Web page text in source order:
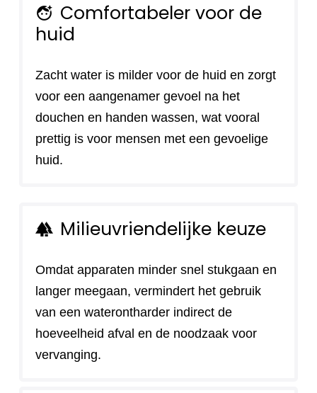
face_retouching_natural Comfortabeler voor de
huid
Zacht water is milder voor de huid en zorgt
voor een aangenamer gevoel na het
douchen en handen wassen, wat vooral
prettig is voor mensen met een gevoelige
huid.
forest Milieuvriendelijke keuze
Omdat apparaten minder snel stukgaan en
langer meegaan, vermindert het gebruik
van een waterontharder indirect de
hoeveelheid afval en de noodzaak voor
vervanging.